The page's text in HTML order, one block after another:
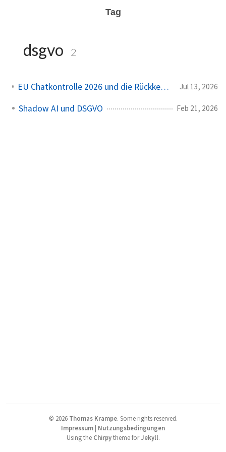
Tag
dsgvo 2
EU Chatkontrolle 2026 und die Rückkehr der Verschlüsselungsfrage Jul 13, 2026
Shadow AI und DSGVO Feb 21, 2026
© 2026 Thomas Krampe. Some rights reserved.
Impressum | Nutzungsbedingungen
Using the Chirpytheme forJekyll.